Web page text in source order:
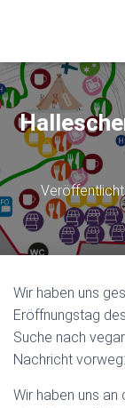
Wir haben uns
Eröffnungstag
Suche nach
Nachricht
Wir haben uns